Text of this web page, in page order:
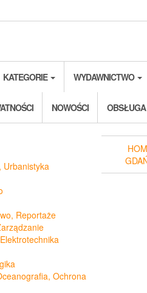
KATEGORIE WYDAWNICTWO
NOWOŚCI OBSŁUGA
Urbanistyka
Reportaże
Ochrona